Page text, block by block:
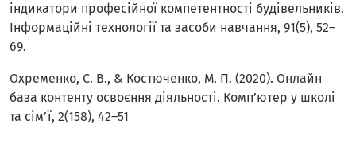
індикатори професійної компетентності будівельників.
Інформаційні технології та засоби навчання, 91(5), 52–
69.
Охременко, С. В., & Костюченко, М. П. (2020). Онлайн
база контенту освоєння діяльності. Комп’ютер у школі
та сім’ї, 2(158), 42–51